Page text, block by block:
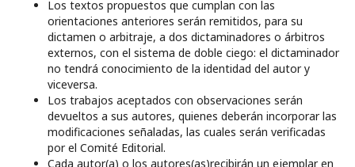
Los textos propuestos que cumplan con las
orientaciones anteriores serán remitidos, para su
dictamen o arbitraje, a dos dictaminadores o árbitros
externos, con el sistema de doble ciego: el dictaminador
no tendrá conocimiento de la identidad del autor y
viceversa.
Los trabajos aceptados con observaciones serán
devueltos a sus autores, quienes deberán incorporar las
modificaciones señaladas, las cuales serán verificadas
por el Comité Editorial.
Cada autor(a) o los autores(as)recibirán un ejemplar en